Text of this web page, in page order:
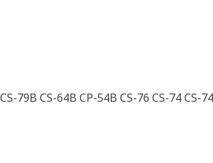
79B CS-64B CP-54B CS-76 CS-74 CS-